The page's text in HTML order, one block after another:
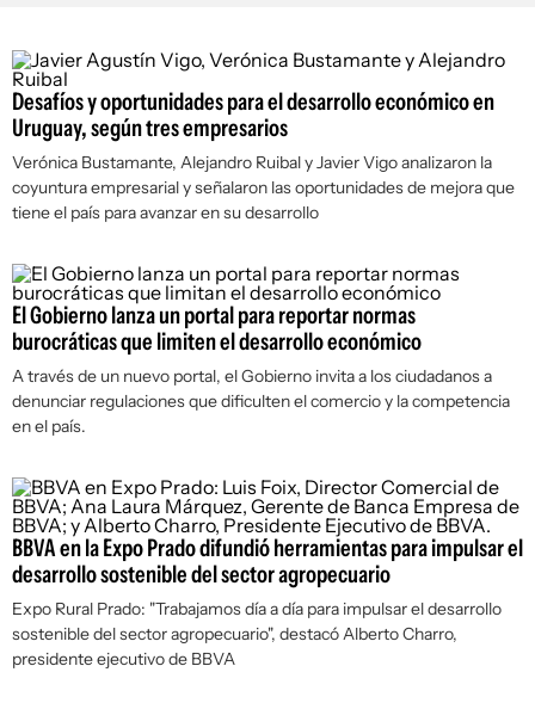
Desafíos y oportunidades para el desarrollo económico en
Uruguay, según tres empresarios
Verónica Bustamante, Alejandro Ruibal y Javier Vigo analizaron la
coyuntura empresarial y señalaron las oportunidades de mejora que
tiene el país para avanzar en su desarrollo
El Gobierno lanza un portal para reportar normas
burocráticas que limiten el desarrollo económico
A través de un nuevo portal, el Gobierno invita a los ciudadanos a
denunciar regulaciones que dificulten el comercio y la competencia
en el país.
BBVA en la Expo Prado difundió herramientas para impulsar el
desarrollo sostenible del sector agropecuario
Expo Rural Prado: "Trabajamos día a día para impulsar el desarrollo
sostenible del sector agropecuario", destacó Alberto Charro,
presidente ejecutivo de BBVA